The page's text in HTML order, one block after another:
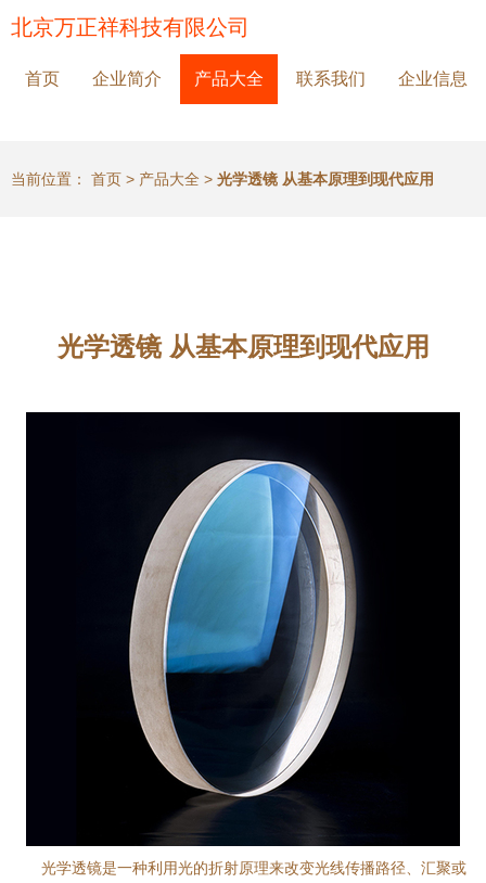
北京万正祥科技有限公司
首页 企业简介 产品大全 联系我们 企业信息
当前位置： 首页 > 产品大全 > 光学透镜 从基本原理到现代应用
光学透镜 从基本原理到现代应用
光学透镜是一种利用光的折射原理来改变光线传播路径、汇聚或